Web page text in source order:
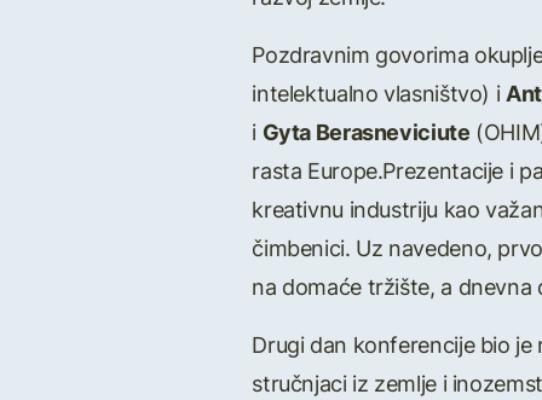
Pozdravnim govorima
intelektualno vlasništvo) i
i Gyta Berasneviciute
rasta Europe.Prezentacije i
kreativnu industriju kao
čimbenici. Uz navedeno,
na domaće tržište, a
Drugi dan konferencije bio
stručnjaci iz zemlje i